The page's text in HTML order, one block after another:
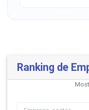
Ranking de